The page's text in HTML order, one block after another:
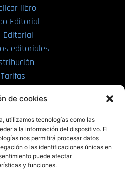
de cookies
utilizamos tecnologías como las
a la información del dispositivo. El
nos permitirá procesar datos
o las identificaciones únicas en
puede afectar
y funciones.
libro
Editorial
Editorial
editoriales
Tarifas
| Films
| Play
| LAB